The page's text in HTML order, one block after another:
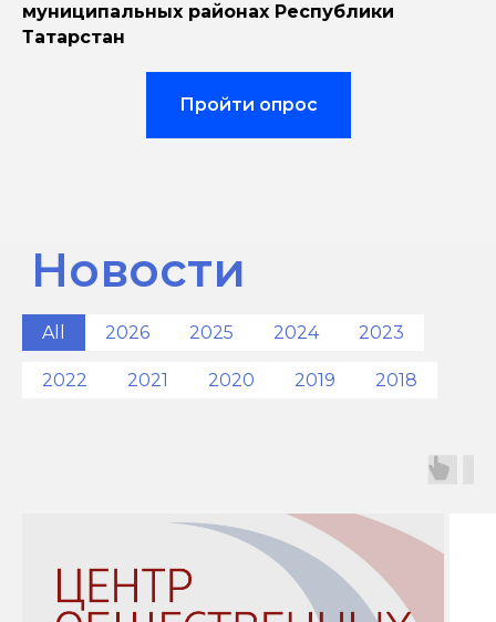
муниципальных районах Республики
Татарстан
Пройти опрос
Новости
All 2026 2025 2024 2023
2022 2021 2020 2019 2018